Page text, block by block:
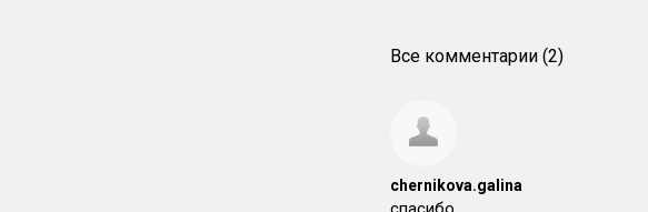
Все комментарии (2)
chernikova.galina